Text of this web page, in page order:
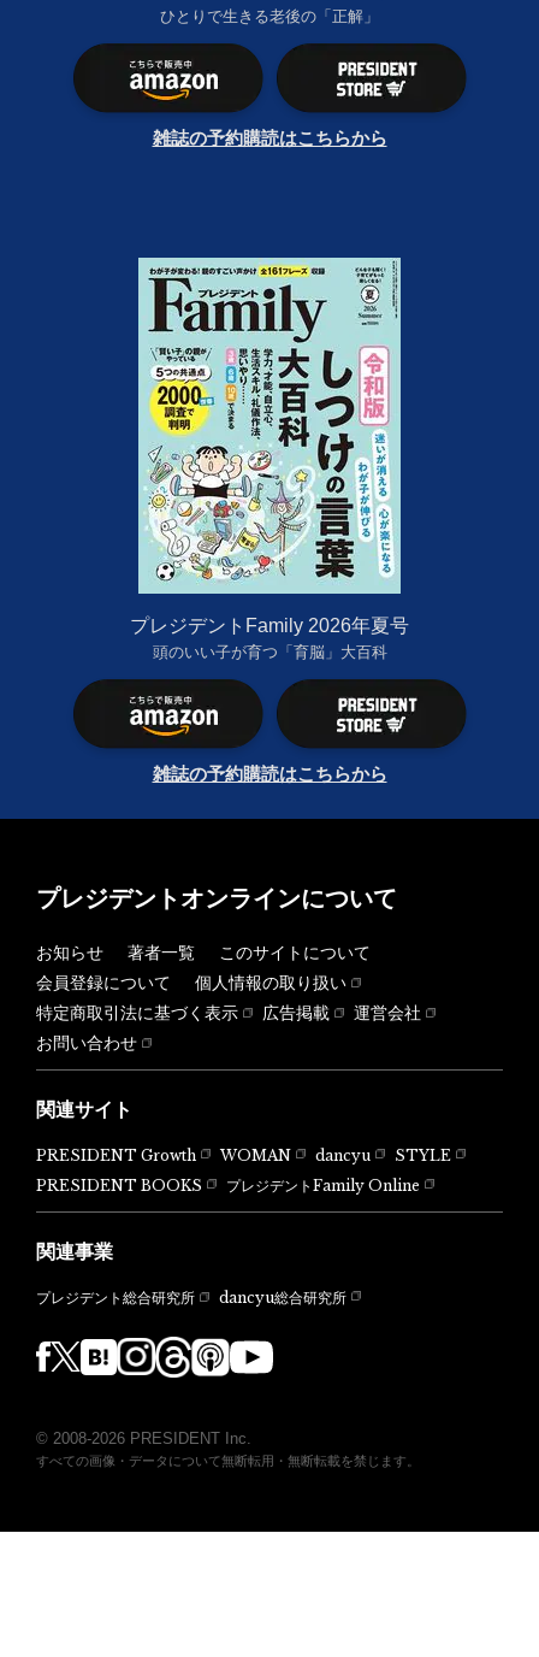
ひとりで生きる老後の「正解」
雑誌の予約購読はこちらから
プレジデントFamily 2026年夏号
頭のいい子が育つ「育脳」大百科
雑誌の予約購読はこちらから
プレジデントオンラインについて
お知らせ 著者一覧
このサイトについて
会員登録について
個人情報の取り扱い
特定商取引法に基づく表示
広告掲載
運営会社
お問い合わせ
関連サイト
PRESIDENT Growth WOMAN dancyu
STYLE
PRESIDENT BOOKS
プレジデントFamily Online
関連事業
プレジデント総合研究所 dancyu総合研究所
© 2008-2026 PRESIDENT Inc.
すべての画像・データについて無断転用・無断転載を禁じます。